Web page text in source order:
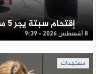
إقتحام سبتة يجر 5 من سائقي الطاكسيات للسجن
8 أغسطس 2026 - 9:39
مستجدات